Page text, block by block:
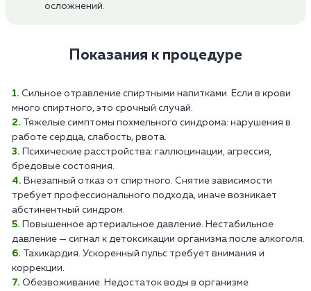
осложнений.
Показания к процедуре
Сильное отравление спиртными напитками. Если в крови
много спиртного, это срочный случай.
Тяжелые симптомы похмельного синдрома: нарушения в
работе сердца, слабость, рвота.
Психические расстройства: галлюцинации, агрессия,
бредовые состояния.
Внезапный отказ от спиртного. Снятие зависимости
требует профессионального подхода, иначе возникает
абстинентный синдром.
Повышенное артериальное давление. Нестабильное
давление — сигнал к детоксикации организма после алкоголя.
Тахикардия. Ускоренный пульс требует внимания и
коррекции.
Обезвоживание. Недостаток воды в организме